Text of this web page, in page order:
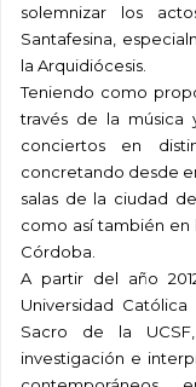
solemnizar los
Santafesina,
la Arquidiócesis.
Teniendo como
través de la
conciertos en
concretando desde
salas de la ciudad
como así también en
Córdoba.
A partir del año
Universidad
Sacro de la
investigación e